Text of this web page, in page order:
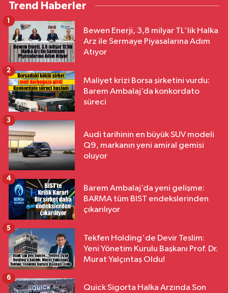
Trend Haberler
Bewen Enerji, 3,8 milyar TL'lik Halka
Arz ile Sermaye Piyasalarına Adım
Atıyor
1
Maliyet krizi Borsa şirketini vurdu:
Barem Ambalaj’da konkordato
süreci
2
Audi tarihinin en büyük SUV modeli
Q9, markanın yeni amiral gemisi
oluyor
3
Barem Ambalaj’da yeni gelişme:
BARMA tüm BIST endekslerinden
çıkarılıyor
4
Tekfen Holding'de Devir Teslim:
Yeni Yönetim Kurulu Başkanı Prof. Dr.
Murat Yalçıntaş Oldu!
5
Quick Sigorta Halka Arzında Son
6